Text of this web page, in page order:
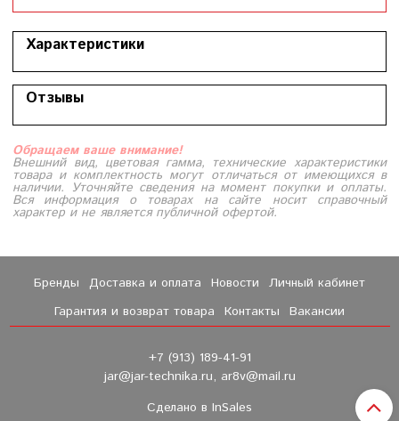
Характеристики
Отзывы
Обращаем ваше внимание!
Внешний вид, цветовая гамма, технические характеристики
товара и комплектность могут отличаться от имеющихся в
наличии. Уточняйте сведения на момент покупки и оплаты.
Вся информация о товарах на сайте носит справочный
характер и не является публичной офертой.
Бренды Доставка и оплата Новости
Личный кабинет
Гарантия и возврат товара Контакты Вакансии
+7 (913) 189-41-91
jar@jar-technika.ru, ar8v@mail.ru
Сделано в InSales